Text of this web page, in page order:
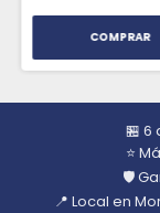
🏪 6
⭐
🛡️
📍 Local en